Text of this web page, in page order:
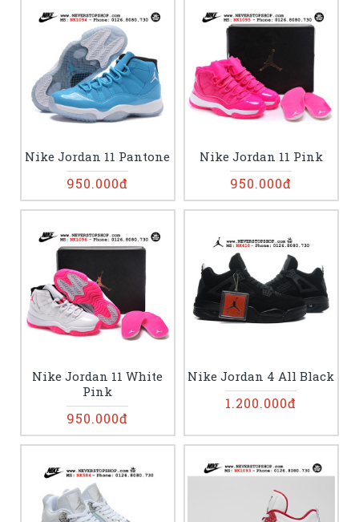
Nike Jordan 11 Pantone
950.000đ
Nike Jordan 11 Pink
950.000đ
Nike Jordan 11 White
Pink
950.000đ
Nike Jordan 4 All Black
1.200.000đ